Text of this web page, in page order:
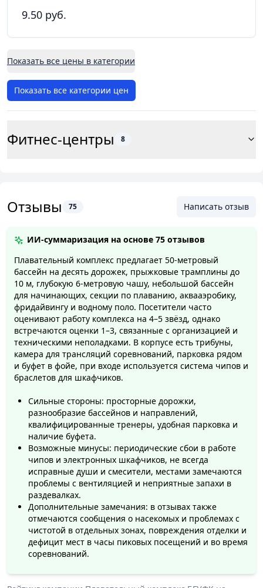
9.50 руб.
Показать все цены в категории
Показать все категории цен
Фитнес-центры 8
Отзывы 75 Написать отзыв
ИИ-суммаризация на основе 75 отзывов
Плавательный комплекс предлагает 50-метровый
бассейн на десять дорожек, прыжковые трамплины до
10 м, глубокую 6-метровую чашу, небольшой бассейн
для начинающих, секции по плаванию, аквааэробику,
фридайвингу и водному поло. Посетители часто
оценивают работу комплекса на 4–5 звёзд, однако
встречаются оценки 1–3, связанные с организацией и
техническими неполадками. В корпусе есть трибуны,
камера для трансляций соревнований, парковка рядом
и буфет в фойе, при входе используется система чипов и
браслетов для шкафчиков.
Сильные стороны: просторные дорожки,
разнообразие бассейнов и направлений,
квалифицированные тренеры, удобная парковка и
наличие буфета.
Возможные минусы: периодические сбои в работе
чипов и электронных шкафчиков, не всегда
исправные души и смесители, местами замечаются
проблемы с вентиляцией и неприятные запахи в
раздевалках.
Дополнительные замечания: в отзывах также
отмечаются сообщения о насекомых и проблемах с
чистотой в отдельных зонах, повреждения отделки и
дефицит мест в часы пиковых посещений и во время
соревнований.